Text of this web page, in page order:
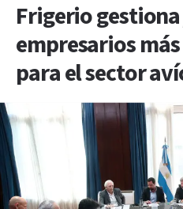
Frigerio
empresarios
para el sector